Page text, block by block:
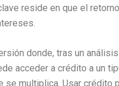
reside en que el
donde, tras un
acceder a crédito a un
se multiplica. Usar crédito